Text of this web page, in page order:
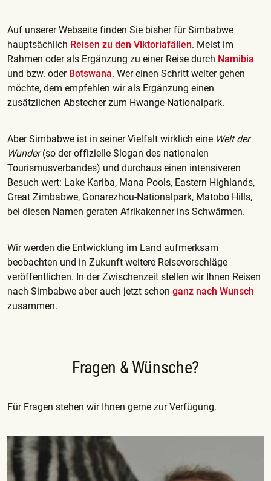
Auf unserer Webseite finden Sie bisher für Simbabwe
hauptsächlich Reisen zu den Viktoriafällen. Meist im
Rahmen oder als Ergänzung zu einer Reise durch Namibia
und bzw. oder Botswana. Wer einen Schritt weiter gehen
möchte, dem empfehlen wir als Ergänzung einen
zusätzlichen Abstecher zum Hwange-Nationalpark.
Aber Simbabwe ist in seiner Vielfalt wirklich eine Welt der
Wunder(so der offizielle Slogan des nationalen
Tourismusverbandes) und durchaus einen intensiveren
Besuch wert: Lake Kariba, Mana Pools, Eastern Highlands,
Great Zimbabwe, Gonarezhou-Nationalpark, Matobo Hills,
bei diesen Namen geraten Afrikakenner ins Schwärmen.
Wir werden die Entwicklung im Land aufmerksam
beobachten und in Zukunft weitere Reisevorschläge
veröffentlichen. In der Zwischenzeit stellen wir Ihnen Reisen
nach Simbabwe aber auch jetzt schon ganz nach Wunsch
zusammen.
Fragen & Wünsche?
Für Fragen stehen wir Ihnen gerne zur Verfügung.